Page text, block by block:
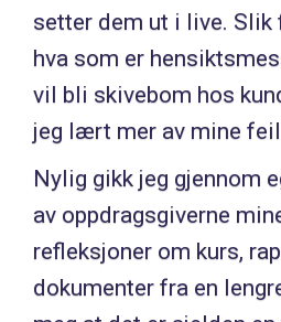
setter dem ut i live. Slik
hva som er
vil bli skivebom hos
jeg lært mer av mine
Nylig gikk jeg gjennom
av oppdragsgiverne
refleksjoner om kurs,
dokumenter fra en